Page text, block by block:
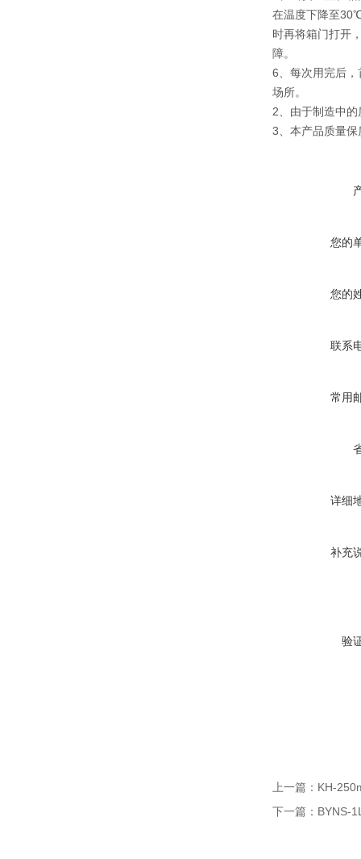
在温度下降至
时再将箱门打开
障。
6、每次用完后
场所。
2、由于制造中
3、本产品质量保
您的
您的
联系
常用
详细
补充
验
上一篇： KH-
下一篇： BYNS-